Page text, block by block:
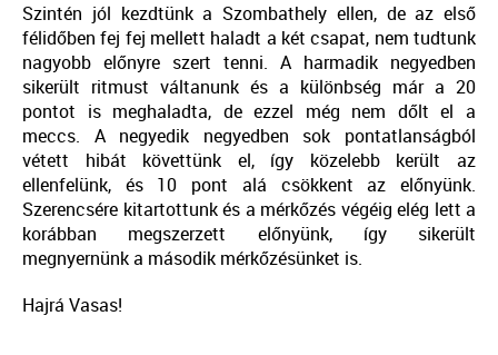
Szintén jól kezdtünk a Szombathely ellen, de az első
félidőben fej fej mellett haladt a két csapat, nem tudtunk
nagyobb előnyre szert tenni. A harmadik negyedben
sikerült ritmust váltanunk és a különbség már a 20
pontot is meghaladta, de ezzel még nem dőlt el a
meccs. A negyedik negyedben sok pontatlanságból
vétett hibát követtünk el, így közelebb került az
ellenfelünk, és 10 pont alá csökkent az előnyünk.
Szerencsére kitartottunk és a mérkőzés végéig elég lett a
korábban megszerzett előnyünk, így sikerült
megnyernünk a második mérkőzésünket is.
Hajrá Vasas!